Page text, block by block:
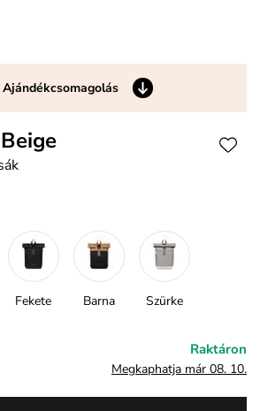
Ajándékcsomagolás
Fekete Barna Szürke
Raktáron
Megkaphatja már 08. 10.